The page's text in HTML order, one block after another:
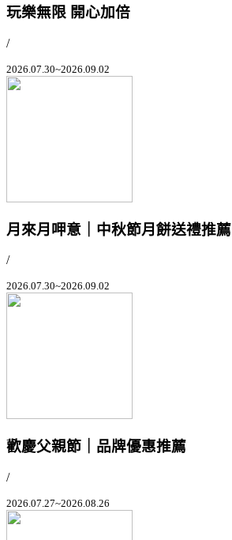
玩樂無限 開心加倍
/
2026.07.30~2026.09.02
月來月呷意｜中秋節月餅送禮推薦
/
2026.07.30~2026.09.02
歡慶父親節｜品牌優惠推薦
/
2026.07.27~2026.08.26